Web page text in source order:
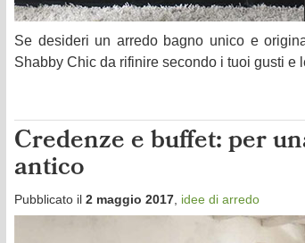
Se desideri un arredo bagno unico e
Shabby Chic da rifinire secondo i tuoi gusti e
Credenze e buffet: per
antico
Pubblicato il 2 maggio 2017 idee di arredo